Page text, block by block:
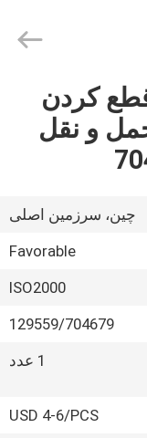
کردن
و نقل
چین، سرزمین اصلی
Favorable
ISO2000
129559/704679
1 عدد
USD 4-6/PCS